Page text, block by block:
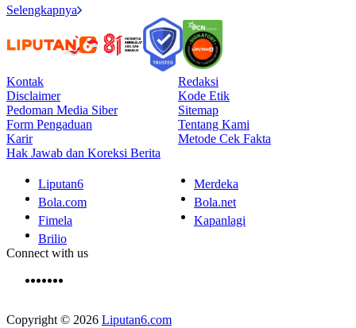
Selengkapnya
Kontak
Redaksi
Disclaimer
Kode Etik
Pedoman Media Siber
Sitemap
Form Pengaduan
Tentang Kami
Karir
Metode Cek Fakta
Hak Jawab dan Koreksi Berita
Liputan6
Merdeka
Bola.com
Bola.net
Fimela
Kapanlagi
Brilio
Connect with us
Copyright © 2026 Liputan6.com